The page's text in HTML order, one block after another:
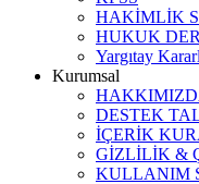
HAKİMLİK
HUKUK
Yargıtay
Kurumsal
DESTEK
İÇERİK
GİZLİLİK &
KULLANIM